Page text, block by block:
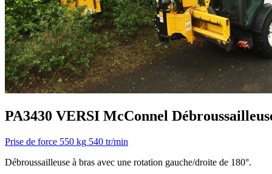
PA3430 VERSI McConnel
Prise de force 550 kg 540 tr/min
Débroussailleuse à bras avec une rotation gauche/droite de 180°.